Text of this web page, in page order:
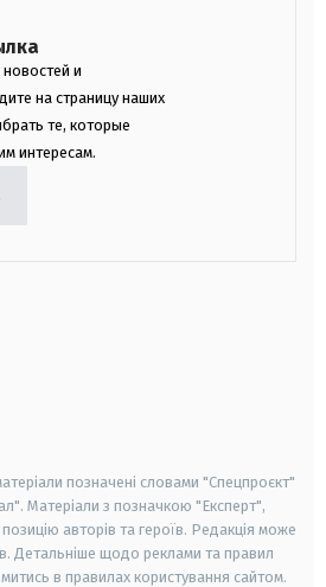
новостей и
на страницу наших
те, которые
интересам.
позначені словами "Спецпроєкт"
Матеріали з позначкою "Експерт",
авторів та героїв. Редакція може
Детальніше щодо реклами та правил
в правилах користування сайтом.